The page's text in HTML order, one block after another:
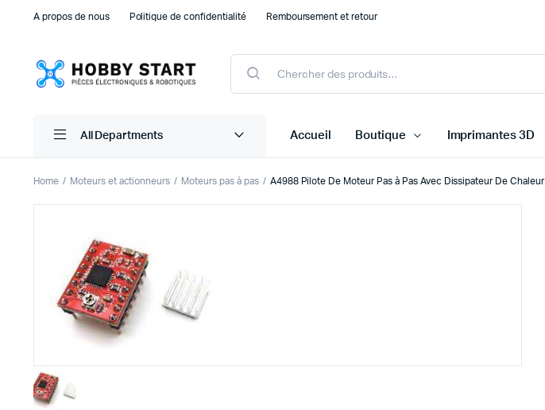
A propos de nous Politique de confidentialité Remboursement et retour
Products
search
All Departments Accueil Boutique
Accessoires arduino
Accessoires Drones
Accessoires Raspberry Pi
Autre Electronique
Imprimantes 3D
Home Moteurs et actionneurs Moteurs pas à pas A4988 Pilote De Moteur Pas à Pas Avec Dissipateur De Chaleur